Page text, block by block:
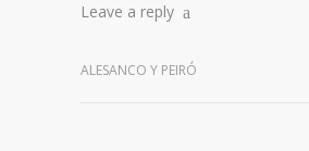
Leave a reply
ALESANCO Y PEIRÓ